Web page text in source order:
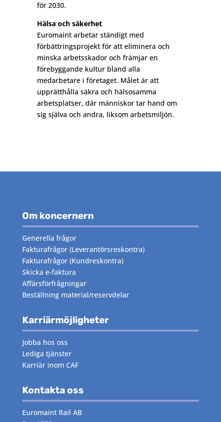
för 2030.
Hälsa och säkerhet
Euromaint arbetar ständigt med
förbättringsprojekt för att eliminera och
minska arbetsskador och främjar en
förebyggande kultur bland alla
medarbetare i företaget. Målet är att
upprätthålla säkra och hälsosamma
arbetsplatser, där människor tar hand om
sig själva och andra, liksom arbetsmiljön.
Om koncernern
Generella frågor
Fakturafrågor(Leverantörsreskontra)
Fakturafrågor(Kundreskontra)
Skicka e-faktura
Affärsförfrågningar
Beställning material/reservdelar
Karriärmöjligheter
Jobba hos oss
Lediga tjänster
Karriär inom CAF
Kontakta oss
Euromaint Rail AB